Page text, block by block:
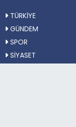
TÜRKİYE
GÜNDEM
SPOR
SİYASET